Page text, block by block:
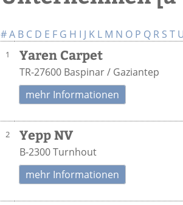
#A B C D E F G H I J K L M N O P Q R S T
1 Yaren Carpet
TR-27600 Baspinar / Gaziantep
mehr Informationen
2 Yepp NV
B-2300 Turnhout
mehr Informationen